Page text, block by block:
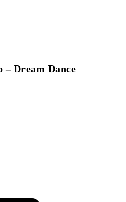
– Dream Dance